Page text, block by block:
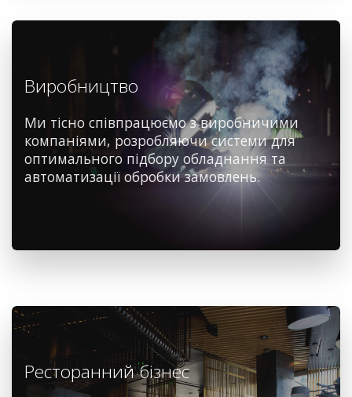
Виробництво
Ми тісно співпрацюємо з виробничими
компаніями, розробляючи системи для
оптимального підбору обладнання та
автоматизації обробки замовлень.
Ресторанний бізнес